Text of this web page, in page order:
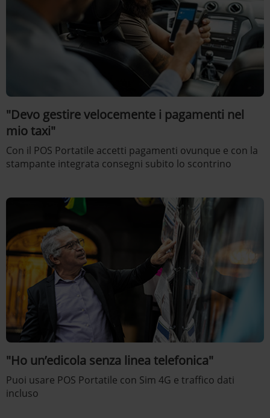
"Devo gestire velocemente i pagamenti nel
mio taxi"
Con il POS Portatile accetti pagamenti ovunque e con la
stampante integrata consegni subito lo scontrino
"Ho un’edicola senza linea telefonica"
Puoi usare POS Portatile con Sim 4G e traffico dati
incluso